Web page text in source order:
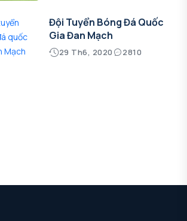
Đội Tuyển Bóng Đá Quốc
Gia Đan Mạch
29 Th6, 2020 2810